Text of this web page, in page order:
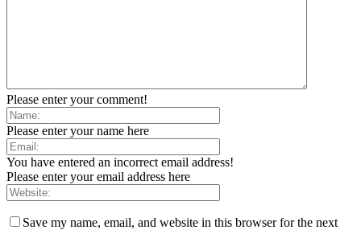
Please enter your comment!
Please enter your name here
You have entered an incorrect email address!
Please enter your email address here
Save my name, email, and website in this browser for the next